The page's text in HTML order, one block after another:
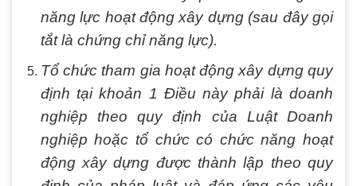
năng lực hoạt động xây dựng (sau đây gọi
tắt là chứng chỉ năng lực).
Tổ chức tham gia hoạt động xây dựng quy
định tại khoản 1 Điều này phải là doanh
nghiệp theo quy định của Luật Doanh
nghiệp hoặc tổ chức có chức năng hoạt
động xây dựng được thành lập theo quy